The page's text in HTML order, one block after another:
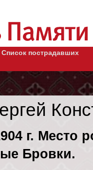
Список пострадавших
г. Место
Бровки.